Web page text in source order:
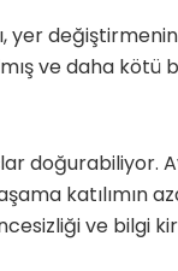
ve daha kötü
doğurabiliyor.
katılımın
ve bilgi